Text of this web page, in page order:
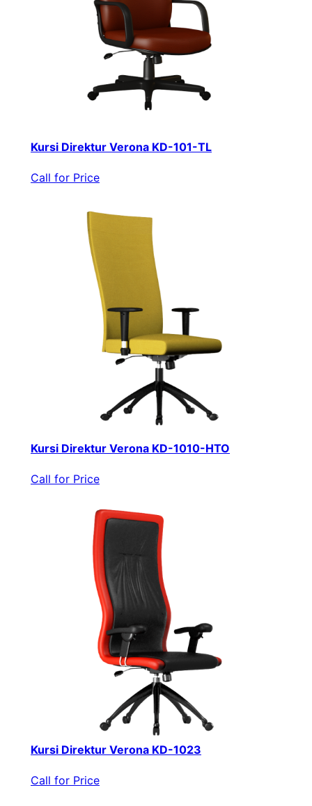
Kursi Direktur Verona KD-101-TL
Call for Price
Kursi Direktur Verona KD-1010-HTO
Call for Price
Kursi Direktur Verona KD-1023
Call for Price